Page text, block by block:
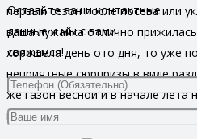
Оставьте ваши контактные
данные и мы с вами
свяжемся!
первый сезон после посева или
ваша лужайка отлично
хорошела день ото дня, то уже
неприятные сюрпризы в виде
же газон весной и в начале лета
восстановительных и процедурах